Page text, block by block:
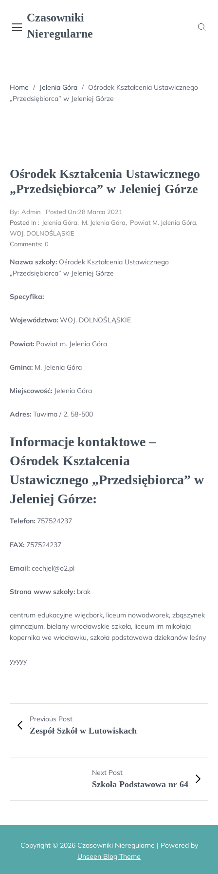
content
Czasowniki
Nieregularne
Home / Jelenia Góra / Ośrodek Kształcenia Ustawicznego
„Przedsiębiorca” w Jeleniej Górze
Ośrodek Kształcenia Ustawicznego
„Przedsiębiorca” w Jeleniej Górze
By: Admin Posted On:28 Marca 2021
Posted In : Jelenia Góra, M. Jelenia Góra, Powiat M. Jelenia Góra,
WOJ. DOLNOŚLĄSKIE
Comments: 0
Nazwa szkoły: Ośrodek Kształcenia Ustawicznego
„Przedsiębiorca” w Jeleniej Górze
Specyfika:
Województwo: WOJ. DOLNOŚLĄSKIE
Powiat: Powiat m. Jelenia Góra
Gmina: M. Jelenia Góra
Miejscowość: Jelenia Góra
Adres: Tuwima / 2, 58-500
Informacje kontaktowe –
Ośrodek Kształcenia
Ustawicznego „Przedsiębiorca” w
Jeleniej Górze:
Telefon: 757524237
FAX: 757524237
Email: cechjel@o2.pl
Strona www szkoły: brak
centrum edukacyjne więcbork, liceum nowodworek, zbąszynek
gimnazjum, bielany wrocławskie szkoła, liceum im mikołaja
kopernika we włocławku, szkoła podstawowa dziekanów leśny
yyyyy
Previous Post
Zespół Szkół w Lutowiskach
Next Post
Szkoła Podstawowa nr 64
Copyright © 2026 Czasowniki Nieregularne | Powered by
Unseen Blog Theme